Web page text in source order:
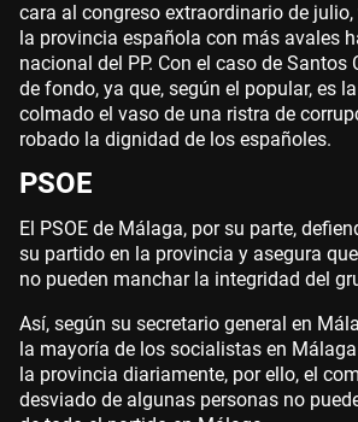
cara al congreso extraordinario de
la provincia española con más avales
nacional del PP. Con el caso de Santos
de fondo, ya que, según el popular, es
colmado el vaso de una ristra de
robado la dignidad de los españoles.
PSOE
El PSOE de Málaga, por su parte,
su partido en la provincia y asegura
no pueden manchar la integridad del
Así, según su secretario general en
la mayoría de los socialistas en
la provincia diariamente, por ello, el
desviado de algunas personas no